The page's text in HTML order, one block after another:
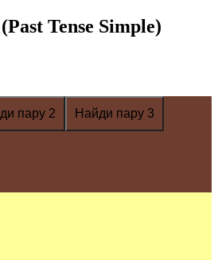
Tense Simple)
пару 2 Найди пару 3